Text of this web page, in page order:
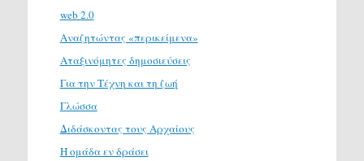
web 2.0
Αναζητώντας «περικείμενα»
Αταξινόμητες δημοσιεύσεις
Για την Τέχνη και τη ζωή
Γλώσσα
Διδάσκοντας τους Αρχαίους
Η ομάδα εν δράσει